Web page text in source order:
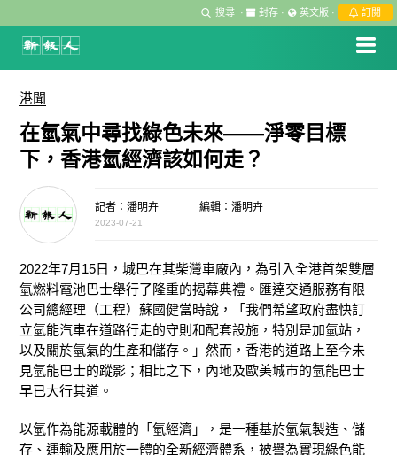
搜尋 · 封存 · 英文版 · 訂閱
港聞
在氫氣中尋找綠色未來——淨零目標
下，香港氫經濟該如何走？
記者：潘明卉 編輯：潘明卉
2023-07-21
2022年7月15日，城巴在其柴灣車廠內，為引入全港首架雙層
氫燃料電池巴士舉行了隆重的揭幕典禮。匯達交通服務有限
公司總經理（工程）蘇國健當時說，「我們希望政府盡快訂
立氫能汽車在道路行走的守則和配套設施，特別是加氫站，
以及關於氫氣的生產和儲存。」然而，香港的道路上至今未
見氫能巴士的蹤影；相比之下，內地及歐美城市的氫能巴士
早已大行其道。
以氫作為能源載體的「氫經濟」，是一種基於氫氣製造、儲
存、運輸及應用於一體的全新經濟體系，被譽為實現綠色能